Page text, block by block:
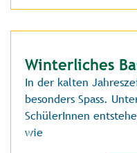
Winterliches
In der kalten
besonders Spass.
SchülerInnen
wie